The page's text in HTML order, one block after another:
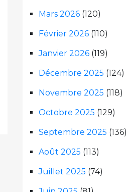
Mars 2026 (120)
Février 2026 (110)
Janvier 2026 (119)
Décembre 2025 (124)
Novembre 2025 (118)
Octobre 2025 (129)
Septembre 2025 (136)
Août 2025 (113)
Juillet 2025 (74)